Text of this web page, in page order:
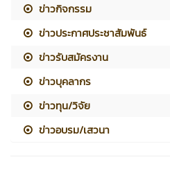
ข่าวกิจกรรม
ข่าวประกาศประชาสัมพันธ์
ข่าวรับสมัครงาน
ข่าวบุคลากร
ข่าวทุน/วิจัย
ข่าวอบรม/เสวนา